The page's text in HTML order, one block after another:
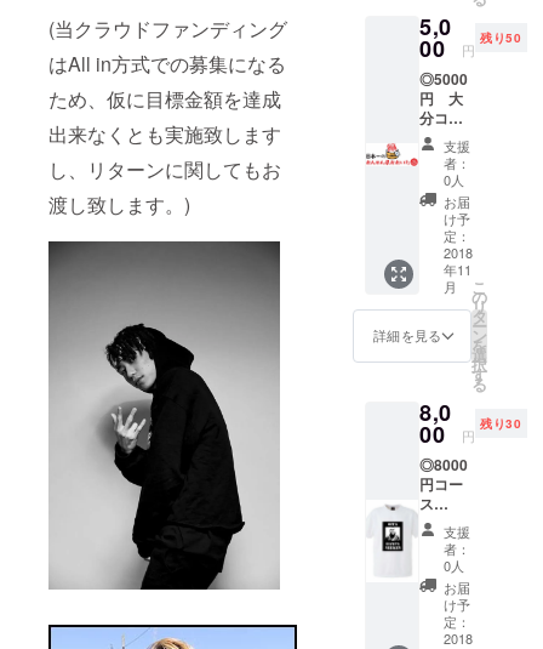
(当クラウドファンディング
はAll in方式での募集になる
ため、仮に目標金額を達成
出来なくとも実施致します
し、リターンに関してもお
渡し致します。)
帯が遅
いた
め、こ
のコー
スはお
買い求
め頂け
ませ
ん。予
めご了
承下さ
い。
は、自
由席な
のでこ
ちら側
からの
指定は
ござい
ませ
ん。 ※T
シャツ
のサイ
ズにつ
きまし
ては、
こちら
側から
メール
ただき
ます。
5,0
00 円
残り50
◎5000
円 大
分コー
ス 大分
県の特
産品
（5000
円相
当）を
お送り
しま
す。 ※
特産品
の内容
に関し
ては、
からの
お楽し
みで
す。あ
らかじ
めご了
承くだ
さい。
※当リ
ターン
に関し
ては、
販売元
支援
者：
0人
お届
け予
定：
2018
年11
月
詳細を見る
こ
の
リ
タ
ー
ン
を
選
択
す
る
8,0
00 円
残り30
◎8000
円コー
ス
ジョー
くんオ
リジナ
ルTシャ
ツ＋
トート
バッ
支援
者：
0人
お届
け予
定：
2018